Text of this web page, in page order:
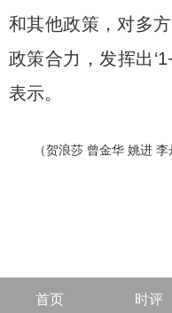
和其他政策，对多
政策合力，发挥出
表示。
（贺浪莎 曾金华 姚进 李
首页 时评